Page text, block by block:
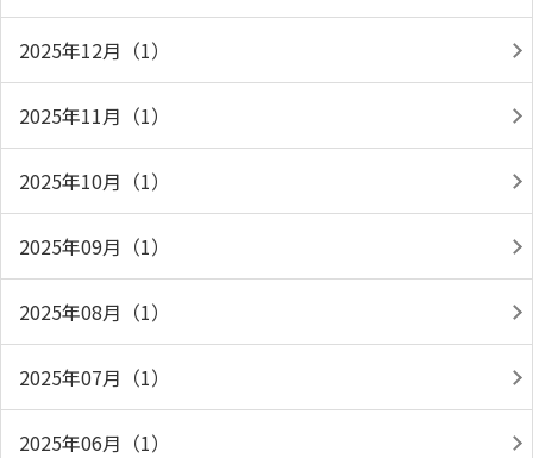
2025年12月（1）
2025年11月（1）
2025年10月（1）
2025年09月（1）
2025年08月（1）
2025年07月（1）
2025年06月（1）